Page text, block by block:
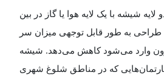
لایه شیشه با یک لایه هوا یا گاز در بین
طراحی به طور قابل توجهی میزان سر
وارد می‌شود کاهش می‌دهد. شیشه
که در مناطق شلوغ شهری